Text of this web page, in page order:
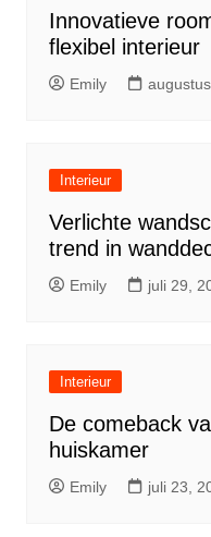
Innovatieve
flexibel interieur
Emily
Interieur
Verlichte
trend in
Emily juli 29,
Interieur
De comeback
huiskamer
Emily juli 23,